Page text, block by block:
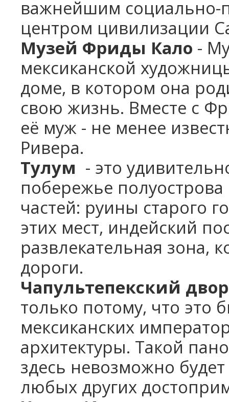
важнейшим социально-
центром цивилизации
Музей Фриды Кало -
мексиканской
доме, в котором она
свою жизнь. Вместе с
её муж - не менее
Ривера.
Тулум - это
побережье
частей: руины старого
этих мест, индейский
развлекательная зона,
дороги.
Чапультепекский
только потому, что это
мексиканских
архитектуры. Такой
здесь невозможно
любых других